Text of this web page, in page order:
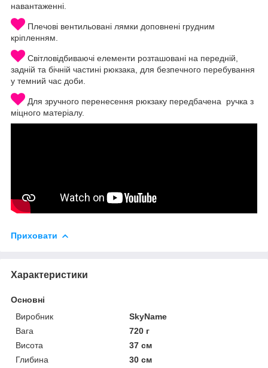
навантаженні.
Плечові вентильовані лямки доповнені грудним
кріпленням.
Світловідбиваючі елементи розташовані на передній,
задній та бічній частині рюкзака, для безпечного перебування
у темний час доби.
Для зручного перенесення рюкзаку передбачена ручка з
міцного матеріалу.
Приховати
Характеристики
Основні
Виробник
SkyName
Вага
720 г
Висота
37 см
Глибина
30 см